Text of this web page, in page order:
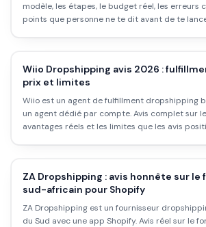
modèle, les étapes, le budget réel, les erreurs
points que personne ne te dit avant de te
Wiio Dropshipping avis 2026 :
prix et limites
Wiio est un agent de fulfillment dropshipping
un agent dédié par compte. Avis complet sur
avantages réels et les limites que les avis
ZA Dropshipping : avis honnête sur le
sud-africain pour Shopify
ZA Dropshipping est un fournisseur
du Sud avec une app Shopify. Avis réel sur le